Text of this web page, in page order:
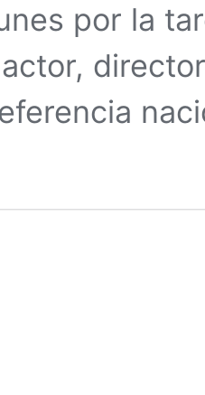
por la